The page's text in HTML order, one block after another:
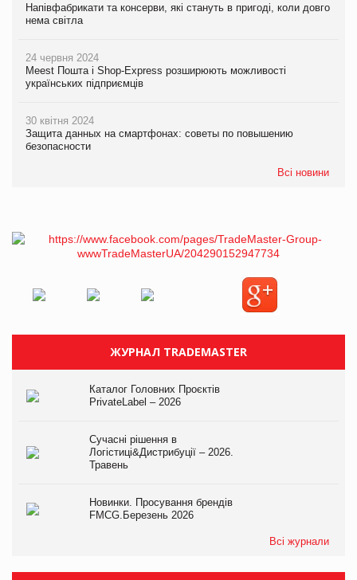
Напівфабрикати та консерви, які стануть в пригоді, коли довго
нема світла
24 червня 2024
Meest Пошта і Shop-Express розширюють можливості
українських підприємців
30 квітня 2024
Защита данных на смартфонах: советы по повышению
безопасности
Всі новини
ЖУРНАЛ TRADEMASTER
Каталог Головних Проєктів
PrivateLabel – 2026
Сучасні рішення в
Логістиці&Дистрибуції – 2026.
Травень
Новинки. Просування брендів
FMCG.Березень 2026
Всі журнали